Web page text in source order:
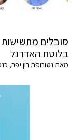
סובלים
בלוטת האדרנל
מאת נטורופת רון יפה,